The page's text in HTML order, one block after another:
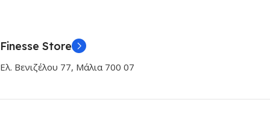
Finesse Store
Ελ. Βενιζέλου 77, Μάλια 700 07